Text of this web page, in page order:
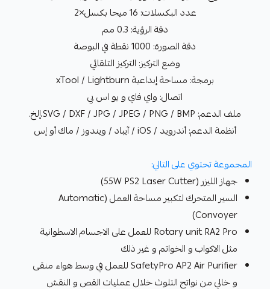
عدد البكسلات: 16 ميجا بكسل×2
دقة الرؤية: 0.3 مم
دقة الصورة: 1000 نقطة في البوصة
وضع التركيز: التركيز التلقائي
برمجة: مساحة إبداعية xTool / Lightburn
اتصال: واي فاي و يو اس بي
ملف الدعم: SVG / DXF / JPG / JPEG / PNG / BMP،إلخ.
أنظمة الدعم: أندرويد / iOS / آيباد / ويندوز / ماك أو إس
المجموعة تحتوي على التالي:
جهاز الليزر (55W PS2 Laser Cutter)
السير المتحرك لتكبير مساحة العمل (Automatic
Convoyer)
Rotary unit RA2 Pro للعمل على الاجسام الاسطوانية
مثل الاكواب و الخواتم و غير ذلك
SafetyPro AP2 Air Purifier للعمل في وسط هواء منقى
و خالي من نواتج التلوث خلال عمليات القص و النقش